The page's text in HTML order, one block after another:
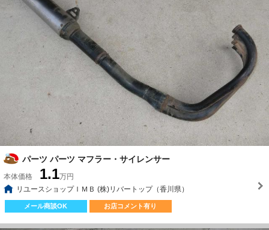
パーツ パーツ マフラー・サイレンサー
本体価格 1.1万円
リユースショップＩＭＢ (株)リバートップ（香川県）
メール商談OK お店コメント有り